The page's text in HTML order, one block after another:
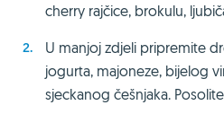
cherry rajčice, brokulu,
U manjoj zdjeli pripremite
jogurta, majoneze, bijelog
sjeckanog češnjaka.